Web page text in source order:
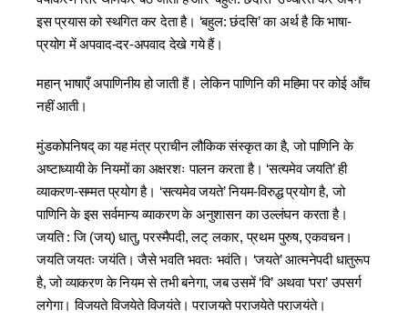
इस प्रयास को स्थगित कर देता है। ‘बहुल: छंदसि’ का अर्थ है कि भाषा-
प्रयोग में अपवाद-दर-अपवाद देखे गये हैं।
महान् भाषाएँ अपाणिनीय हो जाती हैं। लेकिन पाणिनि की महिमा पर कोई आँच
नहीं आती।
मुंडकोपनिषद् का यह मंत्र प्राचीन लौकिक संस्कृत का है, जो पाणिनि के
अष्‍टाध्यायी के नियमों का अक्षरशः पालन करता है। ‘सत्यमेव जयति’ ही
व्याकरण-सम्मत प्रयोग है। ‘सत्यमेव जयते’ नियम-विरुद्ध प्रयोग है, जो
पाणिनि के इस सर्वमान्य व्याकरण के अनुशासन का उल्लंघन करता है।
जयति : जि (जय्) धातु, परस्मैपदी, लट् लकार, प्रथम पुरुष, एकवचन।
जयति जयतः जयंति। जैसे भवति भवतः भवंति। ‘जयते’ आत्मनेपदी धातुरूप
है, जो व्याकरण के नियम से तभी बनेगा, जब उसमें ‘वि’ अथवा ‘परा’ उपसर्ग
लगेगा। विजयते विजयेते विजयंते। पराजयते पराजयेते पराजयंते।